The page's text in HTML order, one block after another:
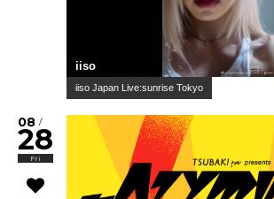
iiso
iiso Japan Live:sunrise Tokyo
08 /
28
Fri